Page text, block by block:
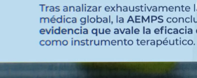
Nosotros
Contacta
Trabaja en nuestro
Comprar
Ofertas y